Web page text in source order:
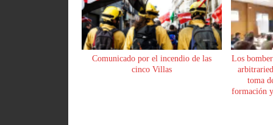
Comunicado por el incendio de las
cinco Villas
Los
toma
formación